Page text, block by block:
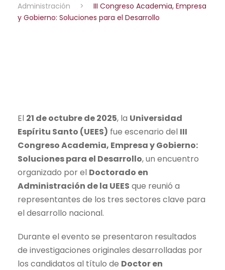
Administración
>
III Congreso Academia, Empresa
y Gobierno: Soluciones para el Desarrollo
El 21 de octubre de 2025, la Universidad
Espíritu Santo (UEES) fue escenario del III
Congreso Academia, Empresa y Gobierno:
Soluciones para el Desarrollo, un encuentro
organizado por el Doctorado en
Administración de la UEES que reunió a
representantes de los tres sectores clave para
el desarrollo nacional.
Durante el evento se presentaron resultados
de investigaciones originales desarrolladas por
los candidatos al título de Doctor en